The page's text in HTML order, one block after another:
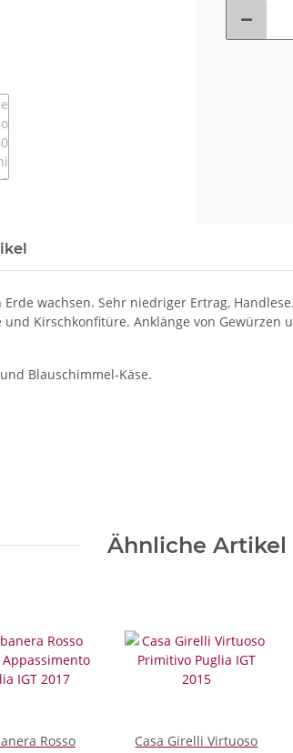
wachsen. Sehr niedriger Ertrag,
Kirschkonfitüre. Anklänge von
Blauschimmel-Käse.
Ähnliche Artikel
Rosso
Casa Girelli Virtuoso